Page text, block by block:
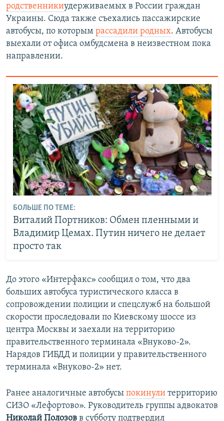
родственникиудерживаемых в России граждан
Украины. Сюда также съехались пассажирские
автобусы, по которым рассадили родных. Автобусы
выехали от офиса омбудсмена в неизвестном пока
направлении.
БОЛЬШЕ ПО ТЕМЕ:
Виталий Портников: Обмен пленными и
Владимир Цемах. Путин ничего не делает
просто так
До этого «Интерфакс» сообщил о том, что два
больших автобуса туристического класса в
сопровождении полиции и спецслужб на большой
скорости проследовали по Киевскому шоссе из
центра Москвы и заехали на территорию
правительственного терминала «Внуково-2».
Нарядов ГИБДД и полиции у правительственного
терминала «Внуково-2» нет.
Ранее аналогичные автобусы покинули территорию
СИЗО «Лефортово». Руководитель группы адвокатов
Николай Полозов в субботу подтвердил